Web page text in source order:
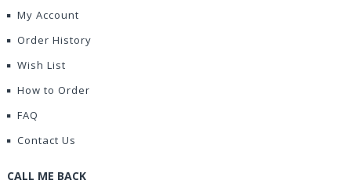
My Account
Order History
Wish List
How to Order
FAQ
Contact Us
CALL ME BACK